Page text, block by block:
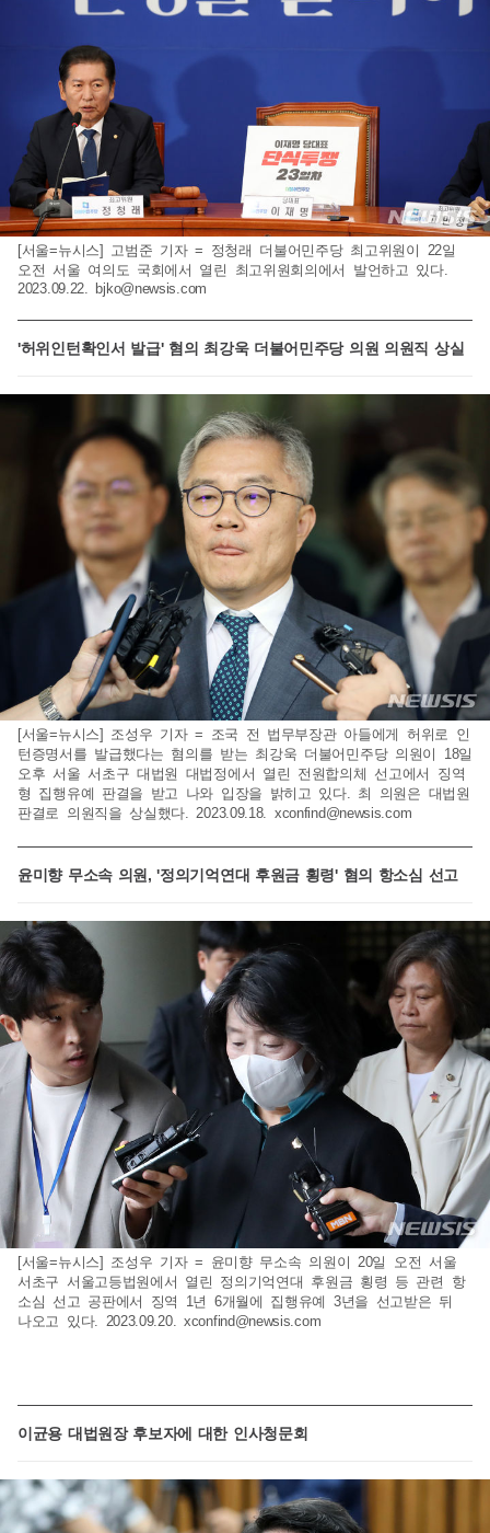
[서울=뉴시스] 고범준 기자 = 정청래 더불어민주당 최고위원이 22일
오전 서울 여의도 국회에서 열린 최고위원회의에서 발언하고 있다.
2023.09.22. bjko@newsis.com
'허위인턴확인서 발급' 혐의 최강욱 더불어민주당 의원 의원직 상실
[서울=뉴시스] 조성우 기자 = 조국 전 법무부장관 아들에게 허위로 인
턴증명서를 발급했다는 혐의를 받는 최강욱 더불어민주당 의원이 18일
오후 서울 서초구 대법원 대법정에서 열린 전원합의체 선고에서 징역
형 집행유예 판결을 받고 나와 입장을 밝히고 있다. 최 의원은 대법원
판결로 의원직을 상실했다. 2023.09.18. xconfind@newsis.com
윤미향 무소속 의원, '정의기억연대 후원금 횡령' 혐의 항소심 선고
[서울=뉴시스] 조성우 기자 = 윤미향 무소속 의원이 20일 오전 서울
서초구 서울고등법원에서 열린 정의기억연대 후원금 횡령 등 관련 항
소심 선고 공판에서 징역 1년 6개월에 집행유예 3년을 선고받은 뒤
나오고 있다. 2023.09.20. xconfind@newsis.com
이균용 대법원장 후보자에 대한 인사청문회